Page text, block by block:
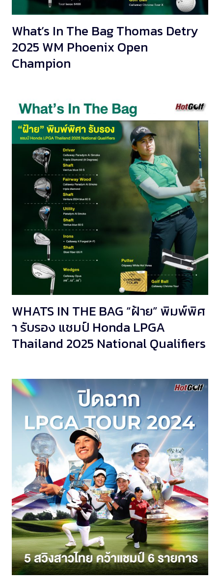
What’s In The Bag Thomas Detry
2025 WM Phoenix Open
Champion
WHATS IN THE BAG “ฝ้าย” พิมพ์พิศ
า รับรอง แชมป์ Honda LPGA
Thailand 2025 National Qualifiers